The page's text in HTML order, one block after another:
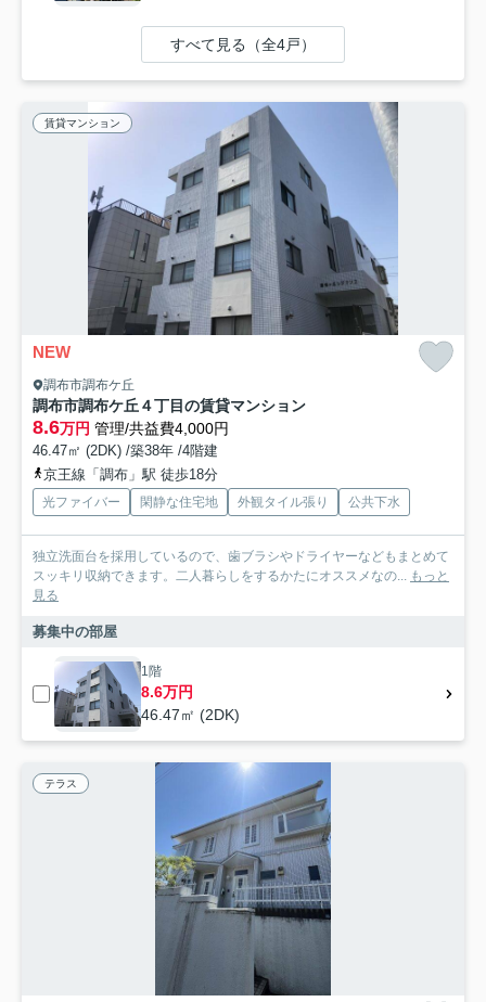
すべて見る（全4戸）
賃貸マンション
NEW
調布市調布ケ丘
調布市調布ケ丘４丁目の賃貸マンション
8.6万円 管理/共益費4,000円
46.47㎡ (2DK) /築38年 /4階建
京王線「調布」駅 徒歩18分
光ファイバー 閑静な住宅地 外観タイル張り 公共下水
独立洗面台を採用しているので、歯ブラシやドライヤーなどもまとめて
スッキリ収納できます。二人暮らしをするかたにオススメなの... もっと
見る
募集中の部屋
1階
8.6万円
46.47㎡ (2DK)
テラス